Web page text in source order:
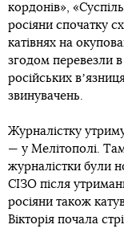
кордонів»,
росіяни спочатку
катівнях на
згодом перевезли
російських
звинувачень.
Журналістку
— у Мелітополі.
журналістки були
СІЗО після
росіяни також
Вікторія почала